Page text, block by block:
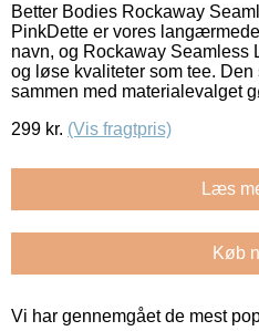
Better Bodies Rockaway
PinkDette er vores
navn, og Rockaway Seamless
og løse kvaliteter som tee.
sammen med materialevalget
299 kr. (Vis fragtpris)
Læs
Køb
Vi har gennemgået de mest